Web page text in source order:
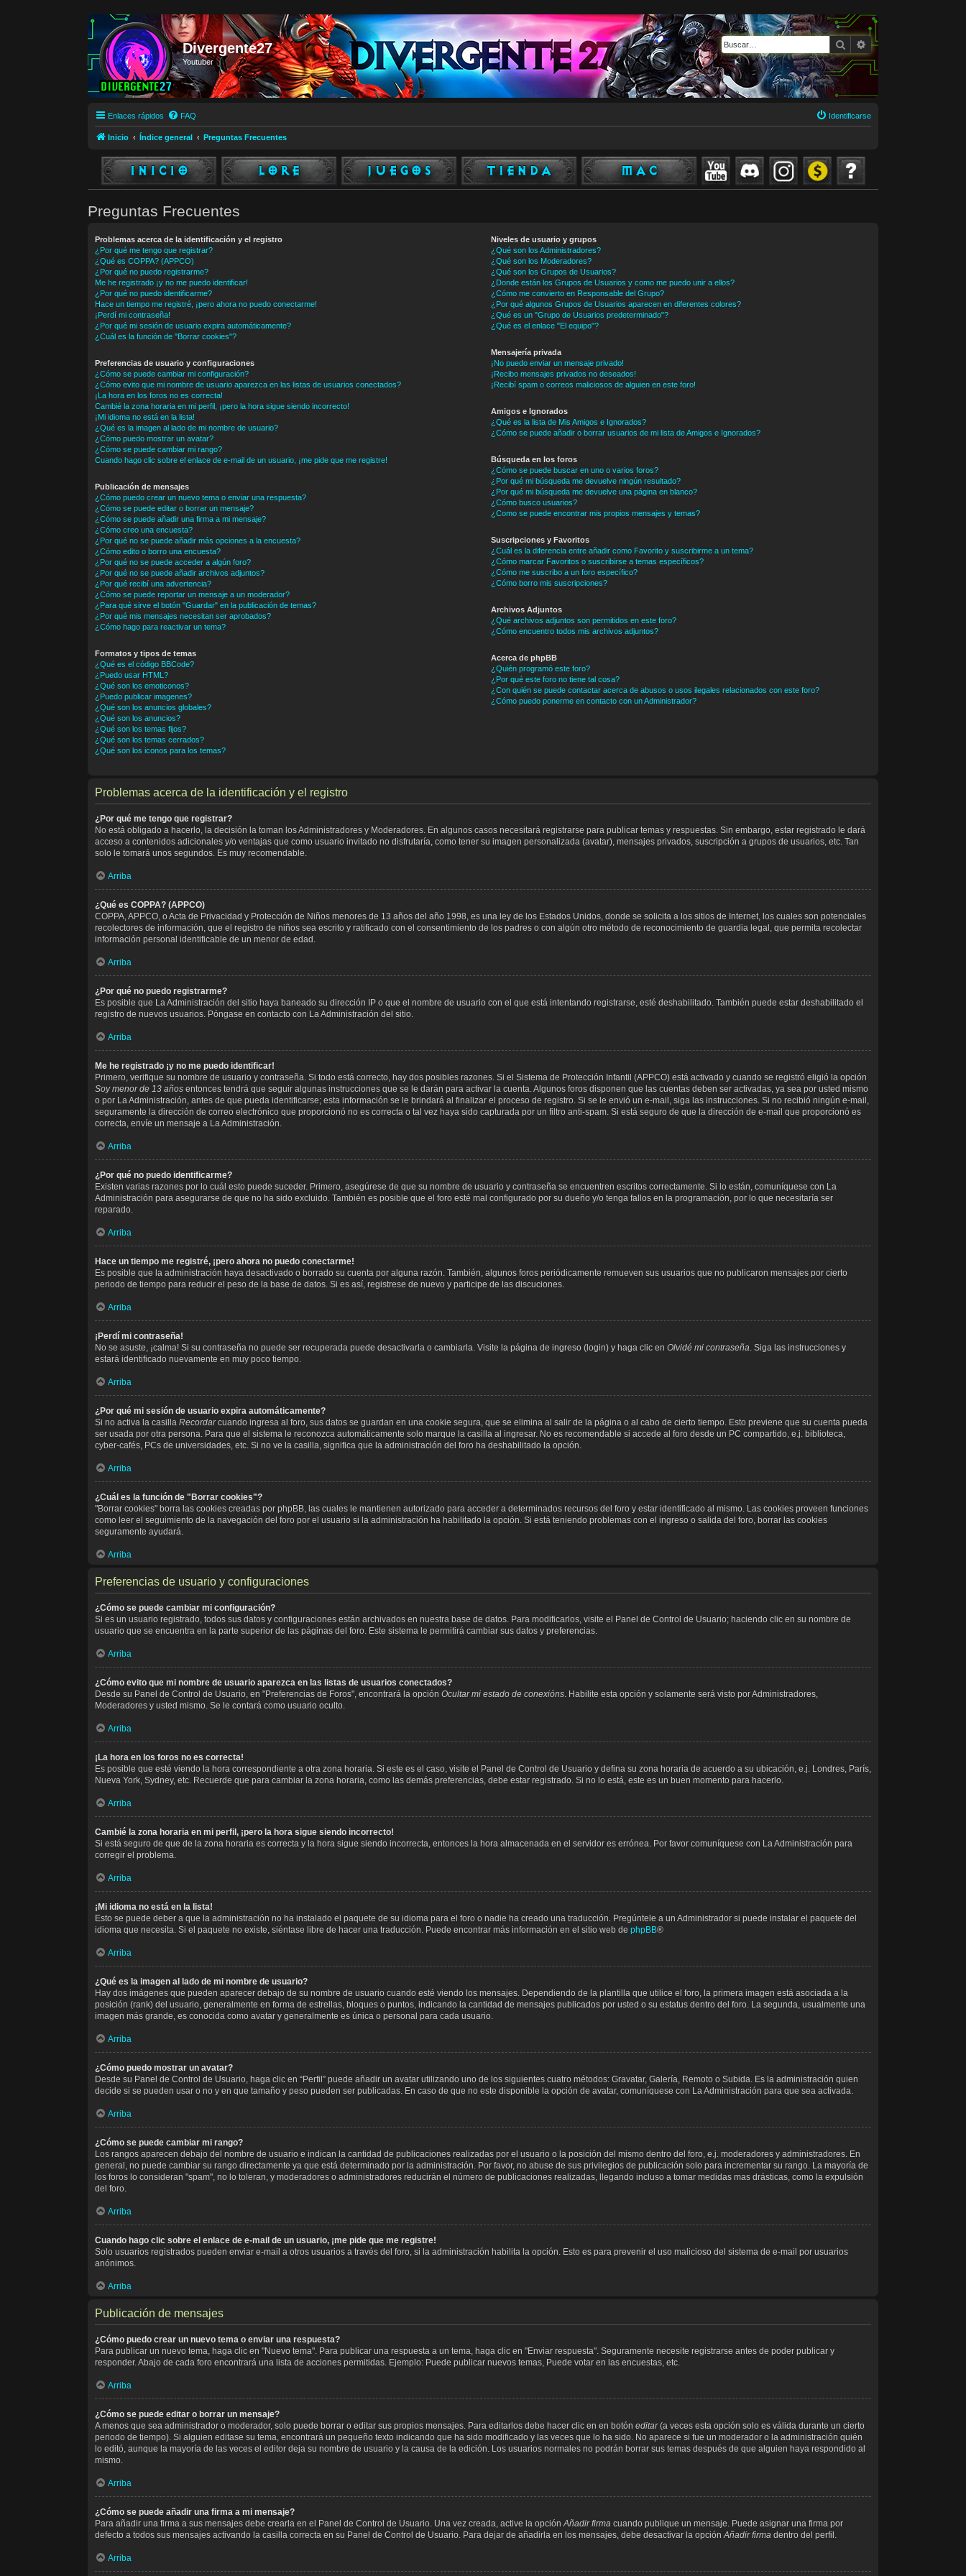
Divergente27
Youtuber
BuscarBúsqueda avanzada
Enlaces rápidos FAQ Identificarse
Inicio Índice general Preguntas Frecuentes
Preguntas Frecuentes
Problemas acerca de la identificación y el registro
¿Por qué me tengo que registrar?
¿Qué es COPPA? (APPCO)
¿Por qué no puedo registrarme?
Me he registrado ¡y no me puedo identificar!
¿Por qué no puedo identificarme?
Hace un tiempo me registré, ¡pero ahora no puedo conectarme!
¡Perdí mi contraseña!
¿Por qué mi sesión de usuario expira automáticamente?
¿Cuál es la función de "Borrar cookies"?
Preferencias de usuario y configuraciones
¿Cómo se puede cambiar mi configuración?
¿Cómo evito que mi nombre de usuario aparezca en las listas de usuarios conectados?
¡La hora en los foros no es correcta!
Cambié la zona horaria en mi perfil, ¡pero la hora sigue siendo incorrecto!
¡Mi idioma no está en la lista!
¿Qué es la imagen al lado de mi nombre de usuario?
¿Cómo puedo mostrar un avatar?
¿Cómo se puede cambiar mi rango?
Cuando hago clic sobre el enlace de e-mail de un usuario, ¡me pide que me registre!
Publicación de mensajes
¿Cómo puedo crear un nuevo tema o enviar una respuesta?
¿Cómo se puede editar o borrar un mensaje?
¿Cómo se puede añadir una firma a mi mensaje?
¿Cómo creo una encuesta?
¿Por qué no se puede añadir más opciones a la encuesta?
¿Cómo edito o borro una encuesta?
¿Por qué no se puede acceder a algún foro?
¿Por qué no se puede añadir archivos adjuntos?
¿Por qué recibí una advertencia?
¿Cómo se puede reportar un mensaje a un moderador?
¿Para qué sirve el botón "Guardar" en la publicación de temas?
¿Por qué mis mensajes necesitan ser aprobados?
¿Cómo hago para reactivar un tema?
Formatos y tipos de temas
¿Qué es el código BBCode?
¿Puedo usar HTML?
¿Qué son los emoticonos?
¿Puedo publicar imagenes?
¿Qué son los anuncios globales?
¿Qué son los anuncios?
¿Qué son los temas fijos?
¿Qué son los temas cerrados?
¿Qué son los iconos para los temas?
Niveles de usuario y grupos
¿Qué son los Administradores?
¿Qué son los Moderadores?
¿Qué son los Grupos de Usuarios?
¿Donde están los Grupos de Usuarios y como me puedo unir a ellos?
¿Cómo me convierto en Responsable del Grupo?
¿Por qué algunos Grupos de Usuarios aparecen en diferentes colores?
¿Qué es un "Grupo de Usuarios predeterminado"?
¿Qué es el enlace "El equipo"?
Mensajería privada
¡No puedo enviar un mensaje privado!
¡Recibo mensajes privados no deseados!
¡Recibí spam o correos maliciosos de alguien en este foro!
Amigos e Ignorados
¿Qué es la lista de Mis Amigos e Ignorados?
¿Cómo se puede añadir o borrar usuarios de mi lista de Amigos e Ignorados?
Búsqueda en los foros
¿Cómo se puede buscar en uno o varios foros?
¿Por qué mi búsqueda me devuelve ningún resultado?
¿Por qué mi búsqueda me devuelve una página en blanco?
¿Cómo busco usuarios?
¿Como se puede encontrar mis propios mensajes y temas?
Suscripciones y Favoritos
¿Cuál es la diferencia entre añadir como Favorito y suscribirme a un tema?
¿Cómo marcar Favoritos o suscribirse a temas específicos?
¿Cómo me suscribo a un foro específico?
¿Cómo borro mis suscripciones?
Archivos Adjuntos
¿Qué archivos adjuntos son permitidos en este foro?
¿Cómo encuentro todos mis archivos adjuntos?
Acerca de phpBB
¿Quién programó este foro?
¿Por qué este foro no tiene tal cosa?
¿Con quién se puede contactar acerca de abusos o usos ilegales relacionados con este foro?
¿Cómo puedo ponerme en contacto con un Administrador?
Problemas acerca de la identificación y el registro
¿Por qué me tengo que registrar?
No está obligado a hacerlo, la decisión la toman los Administradores y Moderadores. En algunos casos necesitará registrarse para publicar temas y respuestas. Sin embargo, estar registrado le dará
acceso a contenidos adicionales y/o ventajas que como usuario invitado no disfrutaría, como tener su imagen personalizada (avatar), mensajes privados, suscripción a grupos de usuarios, etc. Tan
solo le tomará unos segundos. Es muy recomendable.
Arriba
¿Qué es COPPA? (APPCO)
COPPA, APPCO, o Acta de Privacidad y Protección de Niños menores de 13 años del año 1998, es una ley de los Estados Unidos, donde se solicita a los sitios de Internet, los cuales son potenciales
recolectores de información, que el registro de niños sea escrito y ratificado con el consentimiento de los padres o con algún otro método de reconocimiento de guardia legal, que permita recolectar
información personal identificable de un menor de edad.
Arriba
¿Por qué no puedo registrarme?
Es posible que La Administración del sitio haya baneado su dirección IP o que el nombre de usuario con el que está intentando registrarse, esté deshabilitado. También puede estar deshabilitado el
registro de nuevos usuarios. Póngase en contacto con La Administración del sitio.
Arriba
Me he registrado ¡y no me puedo identificar!
Primero, verifique su nombre de usuario y contraseña. Si todo está correcto, hay dos posibles razones. Si el Sistema de Protección Infantil (APPCO) está activado y cuando se registró eligió la opción
Soy menor de 13 años entonces tendrá que seguir algunas instrucciones que se le darán para activar la cuenta. Algunos foros disponen que las cuentas deben ser activadas, ya sea por usted mismo
o por La Administración, antes de que pueda identificarse; esta información se le brindará al finalizar el proceso de registro. Si se le envió un e-mail, siga las instrucciones. Si no recibió ningún e-mail,
seguramente la dirección de correo electrónico que proporcionó no es correcta o tal vez haya sido capturada por un filtro anti-spam. Si está seguro de que la dirección de e-mail que proporcionó es
correcta, envíe un mensaje a La Administración.
Arriba
¿Por qué no puedo identificarme?
Existen varias razones por lo cuál esto puede suceder. Primero, asegúrese de que su nombre de usuario y contraseña se encuentren escritos correctamente. Si lo están, comuníquese con La
Administración para asegurarse de que no ha sido excluido. También es posible que el foro esté mal configurado por su dueño y/o tenga fallos en la programación, por lo que necesitaría ser
reparado.
Arriba
Hace un tiempo me registré, ¡pero ahora no puedo conectarme!
Es posible que la administración haya desactivado o borrado su cuenta por alguna razón. También, algunos foros periódicamente remueven sus usuarios que no publicaron mensajes por cierto
periodo de tiempo para reducir el peso de la base de datos. Si es así, registrese de nuevo y participe de las discuciones.
Arriba
¡Perdí mi contraseña!
No se asuste, ¡calma! Si su contraseña no puede ser recuperada puede desactivarla o cambiarla. Visite la página de ingreso (login) y haga clic en Olvidé mi contraseña. Siga las instrucciones y
estará identificado nuevamente en muy poco tiempo.
Arriba
¿Por qué mi sesión de usuario expira automáticamente?
Si no activa la casilla Recordarcuando ingresa al foro, sus datos se guardan en una cookie segura, que se elimina al salir de la página o al cabo de cierto tiempo. Esto previene que su cuenta pueda
ser usada por otra persona. Para que el sistema le reconozca automáticamente solo marque la casilla al ingresar. No es recomendable si accede al foro desde un PC compartido, e.j. biblioteca,
cyber-cafés, PCs de universidades, etc. Si no ve la casilla, significa que la administración del foro ha deshabilitado la opción.
Arriba
¿Cuál es la función de "Borrar cookies"?
"Borrar cookies" borra las cookies creadas por phpBB, las cuales le mantienen autorizado para acceder a determinados recursos del foro y estar identificado al mismo. Las cookies proveen funciones
como leer el seguimiento de la navegación del foro por el usuario si la administración ha habilitado la opción. Si está teniendo problemas con el ingreso o salida del foro, borrar las cookies
seguramente ayudará.
Arriba
Preferencias de usuario y configuraciones
¿Cómo se puede cambiar mi configuración?
Si es un usuario registrado, todos sus datos y configuraciones están archivados en nuestra base de datos. Para modificarlos, visite el Panel de Control de Usuario; haciendo clic en su nombre de
usuario que se encuentra en la parte superior de las páginas del foro. Este sistema le permitirá cambiar sus datos y preferencias.
Arriba
¿Cómo evito que mi nombre de usuario aparezca en las listas de usuarios conectados?
Desde su Panel de Control de Usuario, en "Preferencias de Foros", encontrará la opción Ocultar mi estado de conexións. Habilite esta opción y solamente será visto por Administradores,
Moderadores y usted mismo. Se le contará como usuario oculto.
Arriba
¡La hora en los foros no es correcta!
Es posible que esté viendo la hora correspondiente a otra zona horaria. Si este es el caso, visite el Panel de Control de Usuario y defina su zona horaria de acuerdo a su ubicación, e.j. Londres, París,
Nueva York, Sydney, etc. Recuerde que para cambiar la zona horaria, como las demás preferencias, debe estar registrado. Si no lo está, este es un buen momento para hacerlo.
Arriba
Cambié la zona horaria en mi perfil, ¡pero la hora sigue siendo incorrecto!
Si está seguro de que de la zona horaria es correcta y la hora sigue siendo incorrecta, entonces la hora almacenada en el servidor es errónea. Por favor comuníquese con La Administración para
corregir el problema.
Arriba
¡Mi idioma no está en la lista!
Esto se puede deber a que la administración no ha instalado el paquete de su idioma para el foro o nadie ha creado una traducción. Pregúntele a un Administrador si puede instalar el paquete del
idioma que necesita. Si el paquete no existe, siéntase libre de hacer una traducción. Puede encontrar más información en el sitio web de phpBB®
Arriba
¿Qué es la imagen al lado de mi nombre de usuario?
Hay dos imágenes que pueden aparecer debajo de su nombre de usuario cuando esté viendo los mensajes. Dependiendo de la plantilla que utilice el foro, la primera imagen está asociada a la
posición (rank) del usuario, generalmente en forma de estrellas, bloques o puntos, indicando la cantidad de mensajes publicados por usted o su estatus dentro del foro. La segunda, usualmente una
imagen más grande, es conocida como avatar y generalmente es única o personal para cada usuario.
Arriba
¿Cómo puedo mostrar un avatar?
Desde su Panel de Control de Usuario, haga clic en “Perfil” puede añadir un avatar utilizando uno de los siguientes cuatro métodos: Gravatar, Galería, Remoto o Subida. Es la administración quien
decide si se pueden usar o no y en que tamaño y peso pueden ser publicadas. En caso de que no este disponible la opción de avatar, comuníquese con La Administración para que sea activada.
Arriba
¿Cómo se puede cambiar mi rango?
Los rangos aparecen debajo del nombre de usuario e indican la cantidad de publicaciones realizadas por el usuario o la posición del mismo dentro del foro, e.j. moderadores y administradores. En
general, no puede cambiar su rango directamente ya que está determinado por la administración. Por favor, no abuse de sus privilegios de publicación solo para incrementar su rango. La mayoría de
los foros lo consideran "spam", no lo toleran, y moderadores o administradores reducirán el número de publicaciones realizadas, llegando incluso a tomar medidas mas drásticas, como la expulsión
del foro.
Arriba
Cuando hago clic sobre el enlace de e-mail de un usuario, ¡me pide que me registre!
Solo usuarios registrados pueden enviar e-mail a otros usuarios a través del foro, si la administración habilita la opción. Esto es para prevenir el uso malicioso del sistema de e-mail por usuarios
anónimos.
Arriba
Publicación de mensajes
¿Cómo puedo crear un nuevo tema o enviar una respuesta?
Para publicar un nuevo tema, haga clic en "Nuevo tema". Para publicar una respuesta a un tema, haga clic en "Enviar respuesta". Seguramente necesite registrarse antes de poder publicar y
responder. Abajo de cada foro encontrará una lista de acciones permitidas. Ejemplo: Puede publicar nuevos temas, Puede votar en las encuestas, etc.
Arriba
¿Cómo se puede editar o borrar un mensaje?
A menos que sea administrador o moderador, solo puede borrar o editar sus propios mensajes. Para editarlos debe hacer clic en en botón editar(a veces esta opción solo es válida durante un cierto
periodo de tiempo). Si alguien editase su tema, encontrará un pequeño texto indicando que ha sido modificado y las veces que lo ha sido. No aparece si fue un moderador o la administración quién
lo editó, aunque la mayoría de las veces el editor deja su nombre de usuario y la causa de la edición. Los usuarios normales no podrán borrar sus temas después de que alguien haya respondido al
mismo.
Arriba
¿Cómo se puede añadir una firma a mi mensaje?
Para añadir una firma a sus mensajes debe crearla en el Panel de Control de Usuario. Una vez creada, active la opciónAñadir firma cuando publique un mensaje. Puede asignar una firma por
defecto a todos sus mensajes activando la casilla correcta en su Panel de Control de Usuario. Para dejar de añadirla en los mensajes, debe desactivar la opciónAñadir firma dentro del perfil.
Arriba